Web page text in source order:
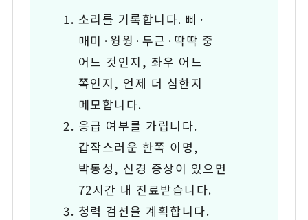
소리를 기록합니다. 삐·
매미·윙윙·두근·딱딱 중
어느 것인지, 좌우 어느
쪽인지, 언제 더 심한지
메모합니다.
응급 여부를 가립니다.
갑작스러운 한쪽 이명,
박동성, 신경 증상이 있으면
72시간 내 진료받습니다.
청력 검션을 계획합니다.